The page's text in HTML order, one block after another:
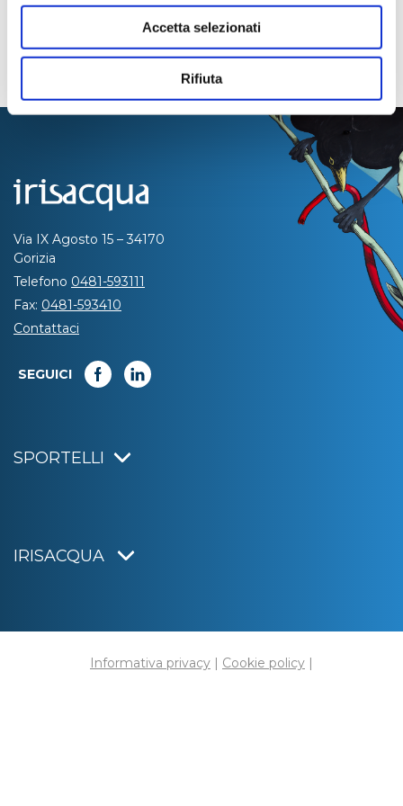
Accetta selezionati
Rifiuta
Via IX Agosto 15 – 34170
Gorizia
Telefono 0481-593111
Fax: 0481-593410
Contattaci
SEGUICI
SPORTELLI
IRISACQUA
Informativa privacy | Cookie policy |